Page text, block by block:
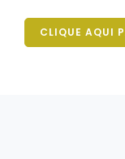
CLIQUE AQUI